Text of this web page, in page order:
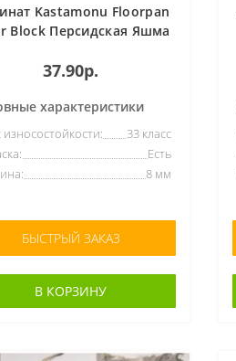
Kastamonu Floorpan
Block Персидская Яшма
37.90р.
характеристики
износостойкости:
33 класс
Есть
8 мм
БЫСТРЫЙ ЗАКАЗ
В КОРЗИНУ